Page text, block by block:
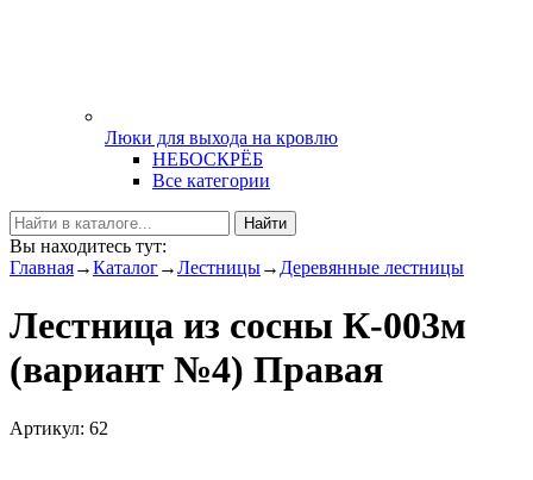
Люки для выхода на кровлю
НЕБОСКРЁБ
Все категории
Найти
Вы находитесь тут:
Главная→Каталог→Лестницы→ Деревянные лестницы
Лестница из сосны К-003м
(вариант №4) Правая
Артикул: 62